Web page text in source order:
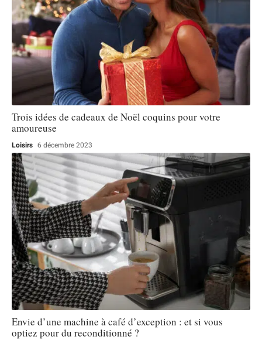
Trois idées de cadeaux de Noël coquins pour votre
amoureuse
Loisirs 6 décembre 2023
Envie d’une machine à café d’exception : et si vous
optiez pour du reconditionné ?